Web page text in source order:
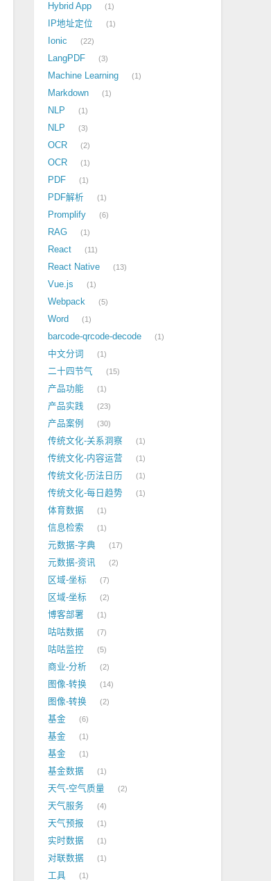
Hybrid App 1
IP地址定位 1
Ionic 22
LangPDF 3
Machine Learning 1
Markdown 1
NLP 1
NLP 3
OCR 2
OCR 1
PDF 1
PDF解析 1
Promplify 6
RAG 1
React 11
React Native 13
Vue.js 1
Webpack 5
Word 1
barcode-qrcode-decode 1
中文分词 1
二十四节气 15
产品功能 1
产品实践 23
产品案例 30
传统文化-关系洞察 1
传统文化-内容运营 1
传统文化-历法日历 1
传统文化-每日趋势 1
体育数据 1
信息检索 1
元数据-字典 17
元数据-资讯 2
区域-坐标 7
区域-坐标 2
博客部署 1
咕咕数据 7
咕咕监控 5
商业-分析 2
图像-转换 14
图像-转换 2
基金 6
基金 1
基金 1
基金数据 1
天气-空气质量 2
天气服务 4
天气预报 1
实时数据 1
对联数据 1
工具 1